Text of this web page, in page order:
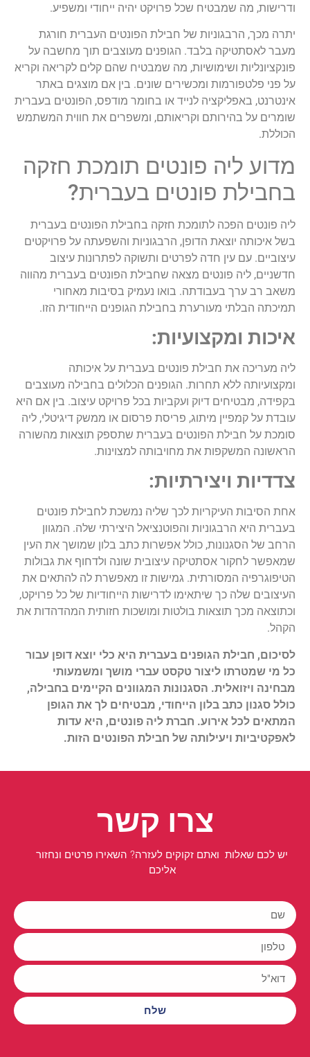
ודרישות, מה שמבטיח שכל פרויקט יהיה ייחודי ומשפיע.
יתרה מכך, הרבגוניות של חבילת הפונטים העברית חורגת
מעבר לאסתטיקה בלבד. הגופנים מעוצבים תוך מחשבה על
פונקציונליות ושימושיות, מה שמבטיח שהם קלים לקריאה וקריא
על פני פלטפורמות ומכשירים שונים. בין אם מוצגים באתר
אינטרנט, באפליקציה לנייד או בחומר מודפס, הפונטים בעברית
שומרים על בהירותם וקריאותם, ומשפרים את חווית המשתמש
הכוללת.
מדוע ליה פונטים תומכת חזקה
בחבילת פונטים בעברית?
ליה פונטים הפכה לתומכת חזקה בחבילת הפונטים בעברית
בשל איכותה יוצאת הדופן, הרבגוניות והשפעתה על פרויקטים
עיצוביים. עם עין חדה לפרטים ותשוקה לפתרונות עיצוב
חדשניים, ליה פונטים מצאה שחבילת הפונטים בעברית מהווה
משאב רב ערך בעבודתה. בואו נעמיק בסיבות מאחורי
תמיכתה הבלתי מעורערת בחבילת הגופנים הייחודית הזו.
איכות ומקצועיות:
ליה מעריכה את חבילת פונטים בעברית על איכותה
ומקצועיותה ללא תחרות. הגופנים הכלולים בחבילה מעוצבים
בקפידה, מבטיחים דיוק ועקביות בכל פרויקט עיצוב. בין אם היא
עובדת על קמפיין מיתוג, פריסת פרסום או ממשק דיגיטלי, ליה
סומכת על חבילת הפונטים בעברית שתספק תוצאות מהשורה
הראשונה המשקפות את מחויבותה למצוינות.
צדדיות ויצירתיות:
אחת הסיבות העיקריות לכך שליה נמשכת לחבילת פונטים
בעברית היא הרבגוניות והפוטנציאל היצירתי שלה. המגוון
הרחב של הסגנונות, כולל אפשרות כתב בלון שמושך את העין
שמאפשר לחקור אסתטיקה עיצובית שונה ולדחוף את גבולות
הטיפוגרפיה המסורתית. גמישות זו מאפשרת לה להתאים את
העיצובים שלה כך שיתאימו לדרישות הייחודיות של כל פרויקט,
וכתוצאה מכך תוצאות בולטות ומושכות חזותית המהדהדות את
הקהל.
לסיכום, חבילת הגופנים בעברית היא כלי יוצא דופן עבור
כל מי שמטרתו ליצור טקסט עברי מושך ומשמעותי
מבחינה ויזואלית. הסגנונות המגוונים הקיימים בחבילה,
כולל סגנון כתב בלון הייחודי, מבטיחים לך את הגופן
המתאים לכל אירוע. חברת ליה פונטים, היא עדות
לאפקטיביות ויעילותה של חבילת הפונטים הזות.
צרו קשר
יש לכם שאלות ואתם זקוקים לעזרה? השאירו פרטים ונחזור
אליכם
שלח